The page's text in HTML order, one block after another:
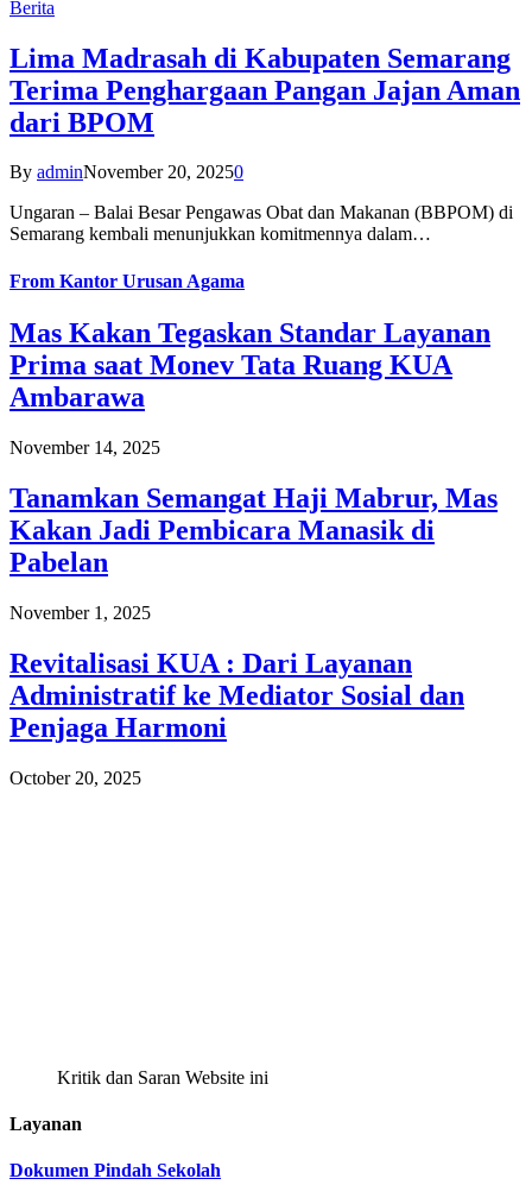
Berita
Lima Madrasah di Kabupaten Semarang
Terima Penghargaan Pangan Jajan Aman
dari BPOM
By adminNovember 20, 20250
Ungaran – Balai Besar Pengawas Obat dan Makanan (BBPOM) di
Semarang kembali menunjukkan komitmennya dalam…
From Kantor Urusan Agama
Mas Kakan Tegaskan Standar Layanan
Prima saat Monev Tata Ruang KUA
Ambarawa
November 14, 2025
Tanamkan Semangat Haji Mabrur, Mas
Kakan Jadi Pembicara Manasik di
Pabelan
November 1, 2025
Revitalisasi KUA : Dari Layanan
Administratif ke Mediator Sosial dan
Penjaga Harmoni
October 20, 2025
Kritik dan Saran Website ini
Layanan
Dokumen Pindah Sekolah